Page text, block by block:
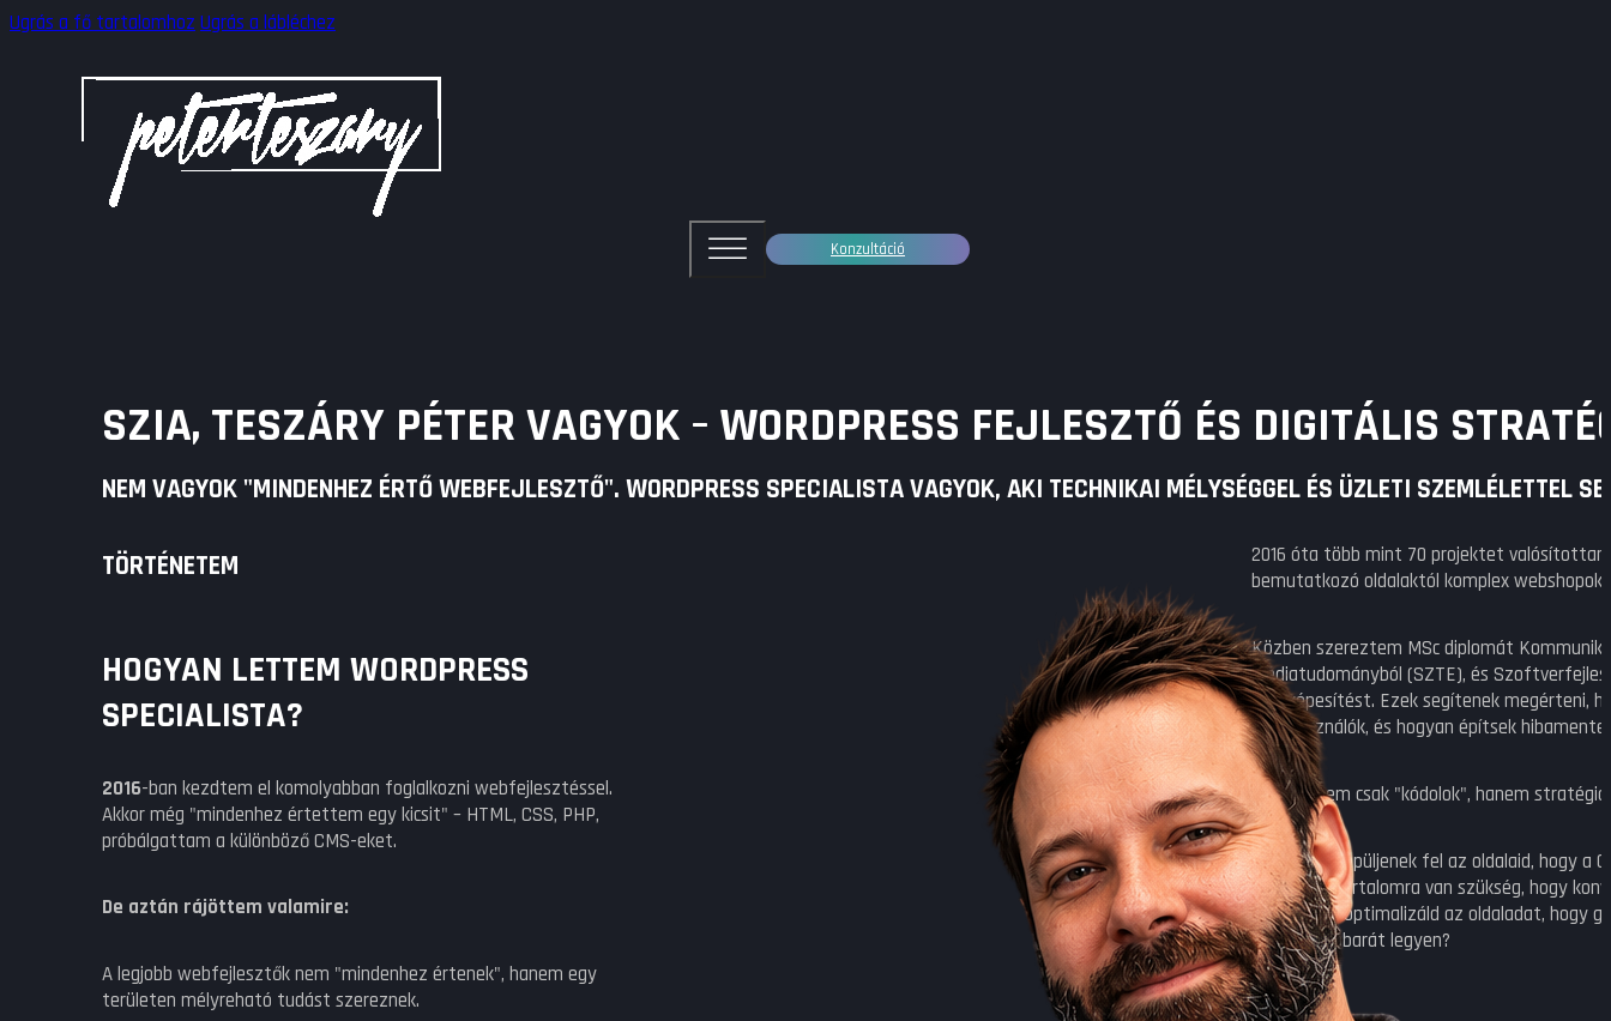
Ugrás a fő tartalomhoz Ugrás a lábléchez
Konzultáció
SZIA, TESZÁRY PÉTER VAGYOK – WORDPRESS FEJLESZTŐ ÉS DIGITÁLIS
NEM VAGYOK "MINDENHEZ ÉRTŐ WEBFEJLESZTŐ". WORDPRESS SPECIALISTA VAGYOK, AKI TECHNIKAI MÉLYSÉGGEL ÉS ÜZLETI SZEMLÉLETTEL
TÖRTÉNETEM
HOGYAN LETTEM WORDPRESS
SPECIALISTA?
2016-ban kezdtem el komolyabban foglalkozni webfejlesztéssel.
Akkor még "mindenhez értettem egy kicsit" – HTML, CSS, PHP,
próbálgattam a különböző CMS-eket.
De aztán rájöttem valamire:
A legjobb webfejlesztők nem "mindenhez értenek", hanem egy
területen mélyreható tudást szereznek.
2016 óta több mint 70 projektet
bemutatkozó oldalaktól komplex
Közben szereztem MSc diplomát
Médiatudományból (SZTE), és
szakképesítést. Ezek segítenek megérteni,
a felhasználók, és hogyan építsek
Ma már nem csak "kódolok", hanem
Hogyan épüljenek fel az oldalaid, hogy a
Milyen tartalomra van szükség, hogy
Hogyan optimalizáld az oldaladat, hogy
felhasználóbarát legyen?